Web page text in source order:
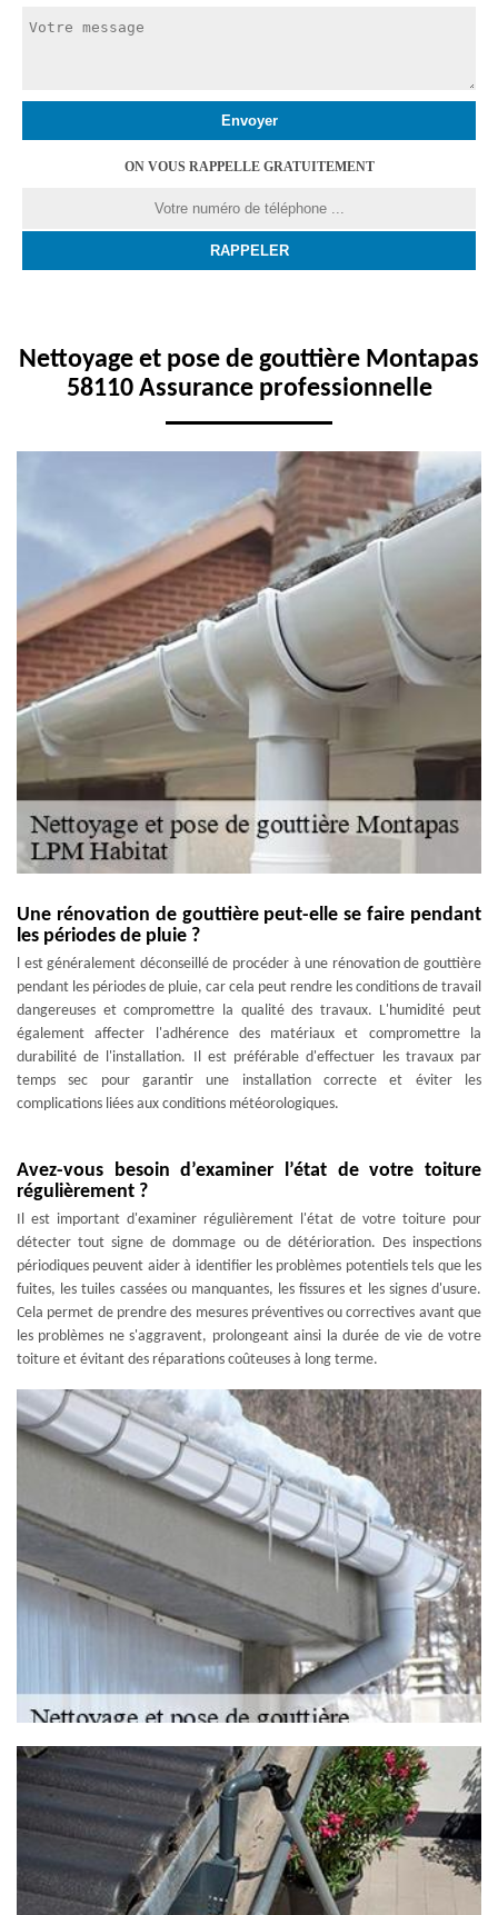
ON VOUS RAPPELLE GRATUITEMENT
Nettoyage et pose de gouttière Montapas
58110 Assurance professionnelle
Une rénovation de gouttière peut-elle se faire pendant
les périodes de pluie ?
l est généralement déconseillé de procéder à une rénovation de gouttière
pendant les périodes de pluie, car cela peut rendre les conditions de travail
dangereuses et compromettre la qualité des travaux. L'humidité peut
également affecter l'adhérence des matériaux et compromettre la
durabilité de l'installation. Il est préférable d'effectuer les travaux par
temps sec pour garantir une installation correcte et éviter les
complications liées aux conditions météorologiques.
Avez-vous besoin d’examiner l’état de votre toiture
régulièrement ?
Il est important d'examiner régulièrement l'état de votre toiture pour
détecter tout signe de dommage ou de détérioration. Des inspections
périodiques peuvent aider à identifier les problèmes potentiels tels que les
fuites, les tuiles cassées ou manquantes, les fissures et les signes d'usure.
Cela permet de prendre des mesures préventives ou correctives avant que
les problèmes ne s'aggravent, prolongeant ainsi la durée de vie de votre
toiture et évitant des réparations coûteuses à long terme.